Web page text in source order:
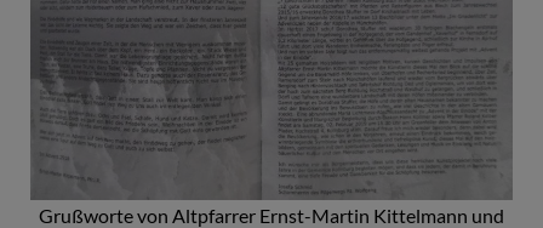
Grußworte von Altpfarrer Ernst-Martin Kittelmann und